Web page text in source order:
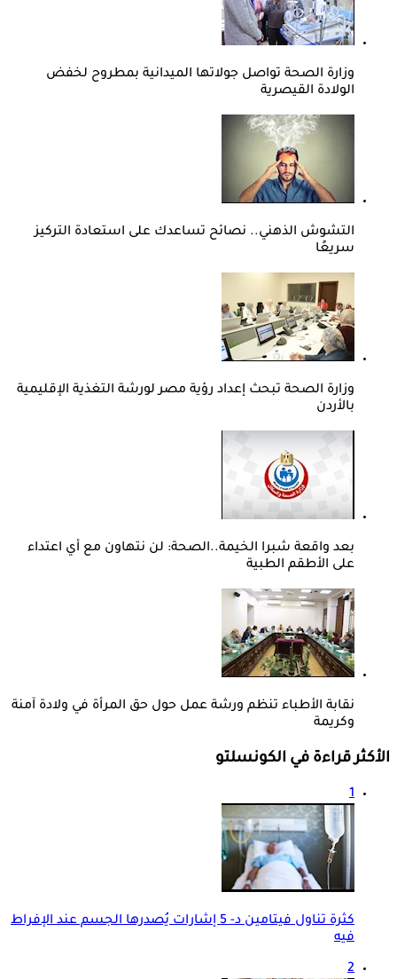
وزارة الصحة تواصل جولاتها الميدانية بمطروح لخفض
الولادة القيصرية
التشوش الذهني.. نصائح تساعدك على استعادة التركيز
سريعًا
وزارة الصحة تبحث إعداد رؤية مصر لورشة التغذية الإقليمية
بالأردن
بعد واقعة شبرا الخيمة..الصحة: لن نتهاون مع أي اعتداء
على الأطقم الطبية
نقابة الأطباء تنظم ورشة عمل حول حق المرأة في ولادة آمنة
وكريمة
الأكثر قراءة في الكونسلتو
1
كثرة تناول فيتامين د- 5 إشارات يُصدرها الجسم عند الإفراط
فيه
2